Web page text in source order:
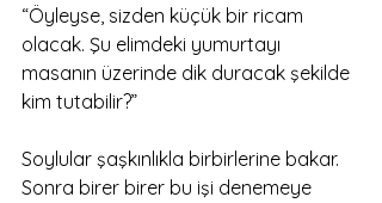
“Öyleyse, sizden küçük bir ricam
olacak. Şu elimdeki yumurtayı
masanın üzerinde dik duracak şekilde
kim tutabilir?”
Soylular şaşkınlıkla birbirlerine bakar.
Sonra birer birer bu işi denemeye